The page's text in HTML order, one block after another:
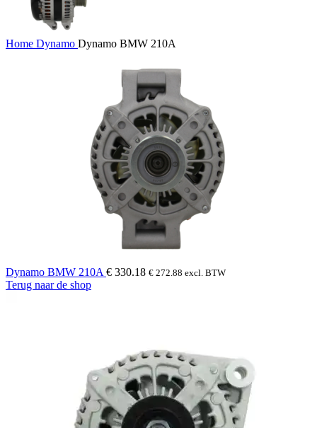
Home Dynamo Dynamo BMW 210A
Dynamo BMW 210A € 330.18 € 272.88 excl. BTW
Terug naar de shop